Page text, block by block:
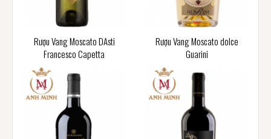
Rượu Vang Moscato DAsti
Francesco Capetta
Rượu Vang Moscato dolce
Guarini